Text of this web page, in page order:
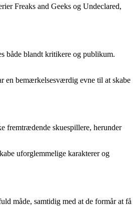
Freaks and Geeks og Undeclared,
både blandt kritikere og publikum.
en bemærkelsesværdig evne til at skabe
fremtrædende skuespillere, herunder
uforglemmelige karakterer og
måde, samtidig med at de formår at få